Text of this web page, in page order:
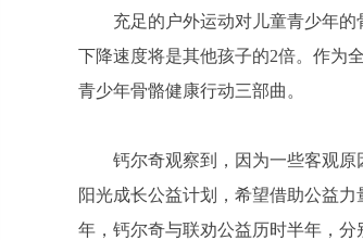
充足的户外运动对儿童青少年
下降速度将是其他孩子的2倍。作为
青少年骨骼健康行动三部曲。
钙尔奇观察到，因为一些客观
阳光成长公益计划，希望借助公益
年，钙尔奇与联劝公益历时半年，